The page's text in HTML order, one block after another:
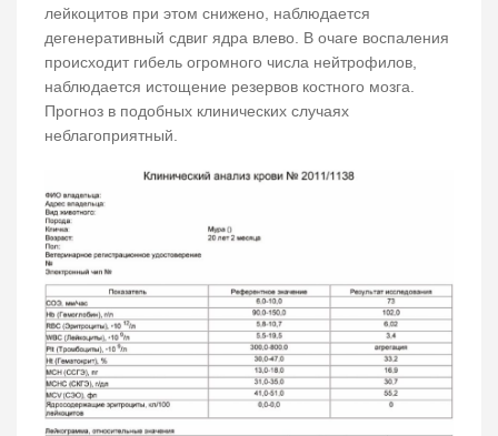
лейкоцитов при этом снижено, наблюдается
дегенеративный сдвиг ядра влево. В очаге воспаления
происходит гибель огромного числа нейтрофилов,
наблюдается истощение резервов костного мозга.
Прогноз в подобных клинических случаях
неблагоприятный.